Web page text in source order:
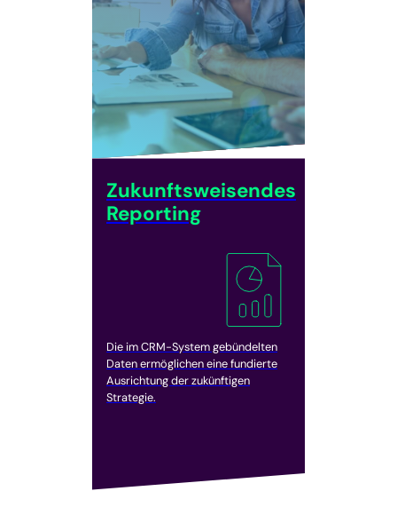
Die durch effizientere Prozesse
eingesparte Zeit kann in die
individuelle Beratung von
Kund:innen fließen.
Zukunftsweisendes
Reporting
Die im CRM-System gebündelten
Daten ermöglichen eine fundierte
Ausrichtung der zukünftigen
Strategie.